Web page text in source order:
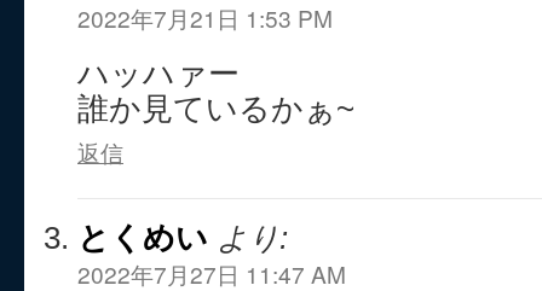
2022年7月21日 1:53 PM
ハッハァー
誰か見ているかぁ~
返信
とくめい より:
2022年7月27日 11:47 AM